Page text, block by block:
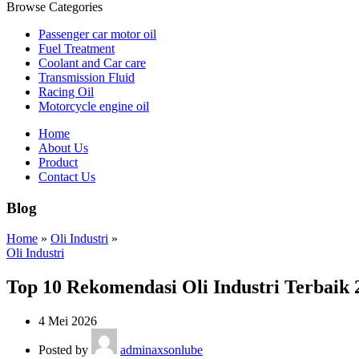
Browse Categories
Passenger car motor oil
Fuel Treatment
Coolant and Car care
Transmission Fluid
Racing Oil
Motorcycle engine oil
Home
About Us
Product
Contact Us
Blog
Home » Oli Industri »
Oli Industri
Top 10 Rekomendasi Oli Industri Terbaik
4 Mei 2026
Posted by adminaxsonlube